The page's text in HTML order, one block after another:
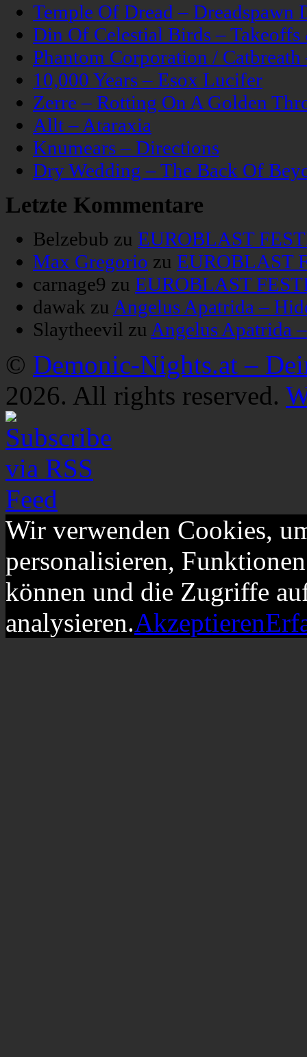
Temple Of Dread – Dreadspawn
Din Of Celestial Birds –
Phantom Corporation /
10,000 Years – Esox Lucifer
Zerre – Rotting On A Golden
Allt – Ataraxia
Knumears – Directions
Dry Wedding – The Back Of
Letzte Kommentare
Belzebub zu EUROBLAST
Max Gregorio zu EUROBLAST
carnage9 zu EUROBLAST
dawak zu Angelus Apatrida –
Slaytheevil zu Angelus Apatrida
© Demonic-Nights.at –
2026. All rights reserved.
Wir verwenden Cookies,
personalisieren,
können und die Zugriffe
analysieren.Akzeptieren